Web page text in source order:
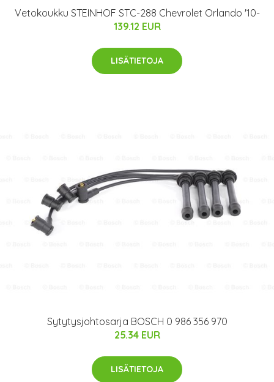
Vetokoukku STEINHOF STC-288 Chevrolet Orlando '10-
139.12 EUR
LISÄTIETOJA
Sytytysjohtosarja BOSCH 0 986 356 970
25.34 EUR
LISÄTIETOJA